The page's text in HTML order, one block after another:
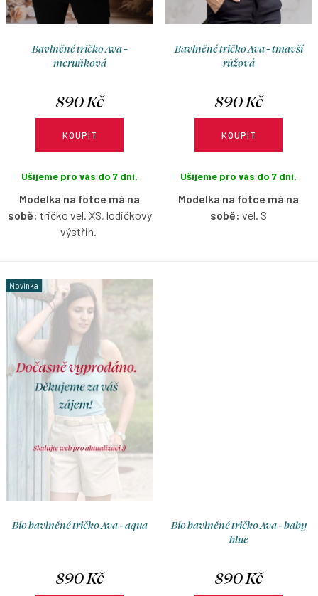
ů
Bavlněné tričko Ava -
meruňková
890 Kč
KOUPIT
Ušijeme pro vás do 7 dní.
Modelka na fotce má na
sobě: tričko vel. XS, lodičkový
výstřih.
výstřihem bez rukávů v
meruňkové barvě s možností
výběru velikosti.
Bavlněné tričko Ava - tmavší
růžová
890 Kč
KOUPIT
Ušijeme pro vás do 7 dní.
Modelka na fotce má na
sobě: vel. S
Novinka
Bio bavlněné tričko Ava - aqua
890 Kč
Bio bavlněné tričko Ava - baby
blue
890 Kč